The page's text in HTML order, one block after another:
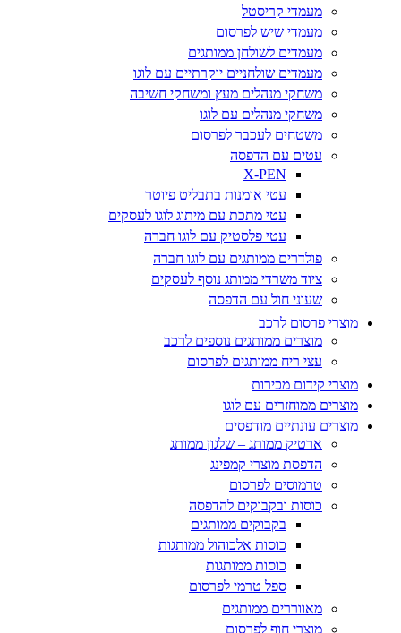
מעמדי קריסטל
מעמדי שיש לפרסום
מעמדים לשולחן ממותגים
מעמדים שולחניים יוקרתיים עם לוגו
משחקי מנהלים מעץ ומשחקי חשיבה
משחקי מנהלים עם לוגו
משטחים לעכבר לפרסום
עטים עם הדפסה
X-PEN
עטי אומנות בתבליט פיוטר
עטי מתכת עם מיתוג לוגו לעסקים
עטי פלסטיק עם לוגו חברה
פולדרים ממותגים עם לוגו חברה
ציוד משרדי ממותג נוסף לעסקים
שעוני חול עם הדפסה
מוצרי פרסום לרכב
מוצרים ממותגים נוספים לרכב
עצי ריח ממותגים לפרסום
מוצרי קידום מכירות
מוצרים ממוחזרים עם לוגו
מוצרים עונתיים מודפסים
ארטיק ממותג – שלגון ממותג
הדפסת מוצרי קמפינג
טרמוסים לפרסום
כוסות ובקבוקים להדפסה
בקבוקים ממותגים
כוסות אלכוהול ממותגות
כוסות ממותגות
ספל טרמי לפרסום
מאווררים ממותגים
מוצרי חוף לפרסום